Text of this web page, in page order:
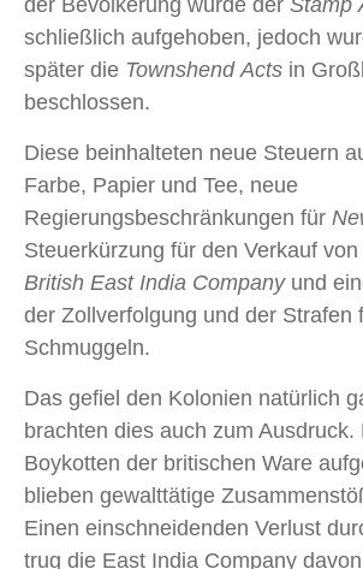
der Bevölkerung wurde der Stamp
schließlich aufgehoben, jedoch
später die Townshend Acts in
beschlossen.
Diese beinhalteten neue Steuern
Farbe, Papier und Tee, neue
Regierungsbeschränkungen für
Steuerkürzung für den Verkauf von
British East India Companyund
der Zollverfolgung und der Strafen
Schmuggeln.
Das gefiel den Kolonien natürlich
brachten dies auch zum Ausdruck.
Boykotten der britischen Ware
blieben gewalttätige
Einen einschneidenden Verlust
trug die East India Company